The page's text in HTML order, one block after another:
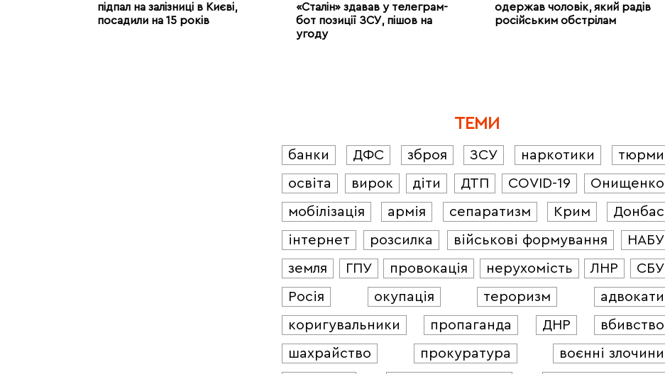
підпал на залізниці в Києві,
посадили на 15 років
«Сталін» здавав у телеграм-
бот позиції ЗСУ, пішов на
угоду
одержав чоловік, який радів
російським обстрілам
ТЕМИ
банки ДФС зброя ЗСУ наркотики
тюрми
освіта
вирок діти ДТП COVID-19
Онищенко
мобілізація
армія сепаратизм Крим
Донбас
інтернет
розсилка військові формування
НАБУ
земля
ГПУ провокація нерухомість ЛНР
СБУ
Росія
окупація тероризм
адвокати
коригувальники
пропаганда ДНР
вбивство
шахрайство
прокуратура воєнні злочини